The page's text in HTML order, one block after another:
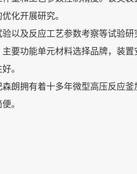
化开展研究。
以及反应工艺参数考察等试验
要功能单元材料选择品牌，装
。
朗拥有着十多年微型高压反应
。